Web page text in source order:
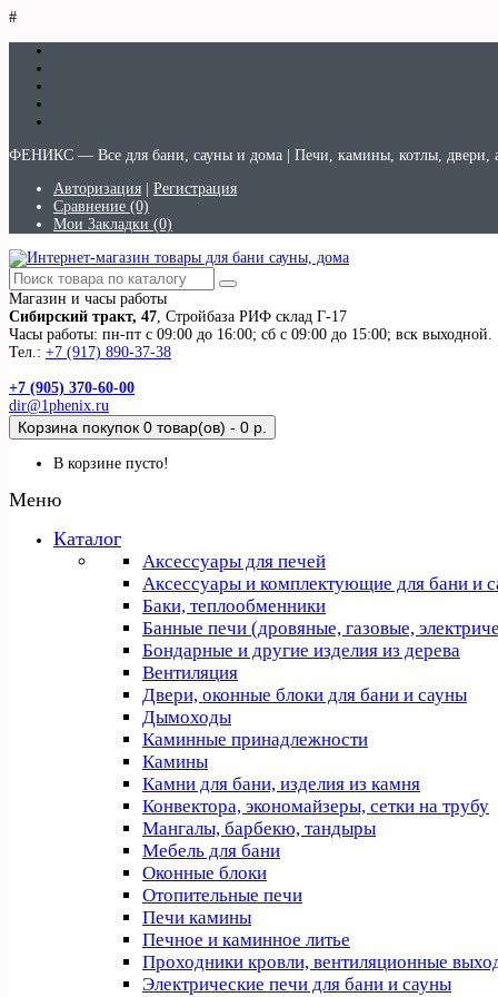
#
ФЕНИКС — Все для бани, сауны и дома | Печи, камины, котлы, двери,
Авторизация
Регистрация
Сравнение (0)
Мои Закладки (0)
Магазин и часы работы
Сибирский тракт, 47, Стройбаза РИФ склад Г-17
Часы работы: пн-пт с 09:00 до 16:00; сб с 09:00 до 15:00; вск выходной.
Тел.: +7 (917) 890-37-38
+7 (905) 370-60-00
dir@1phenix.ru
Корзина покупок 0 товар(ов) - 0 р.
В корзине пусто!
Меню
Каталог
Аксессуары для печей
Аксессуары и комплектующие для бани и
Баки, теплообменники
Банные печи (дровяные, газовые,
Бондарные и другие изделия из дерева
Вентиляция
Двери, оконные блоки для бани и сауны
Дымоходы
Каминные принадлежности
Камины
Камни для бани, изделия из камня
Конвектора, экономайзеры, сетки на трубу
Мангалы, барбекю, тандыры
Мебель для бани
Оконные блоки
Отопительные печи
Печи камины
Печное и каминное литье
Проходники кровли, вeнтиляционные
Электрические печи для бани и сауны